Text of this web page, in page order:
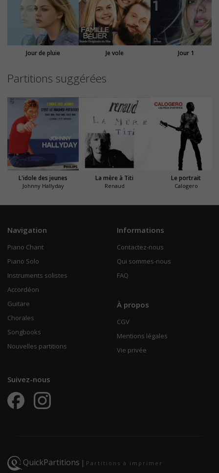
Jour de pluie Je vole Jour 1
Partitions suggérées
L'idole des jeunes
Johnny Hallyday
La mère à Titi
Renaud
Le portrait
Calogero
Navigation
Piano Chant
Piano Solo
Instruments solistes
Accordéon
Guitare
Chorales
Songbooks
Nouvelles partitions
Informations
Contactez-nous
Qui sommes-nous
FAQ
À propos
CGV
Mentions légales
Vie privée
Suivez-nous
QuickPartitions | Partitions à imprimer